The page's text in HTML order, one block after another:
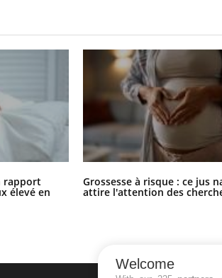
rapport
élevé en
Grossesse à risque : ce jus
attire l'attention des
Welcome